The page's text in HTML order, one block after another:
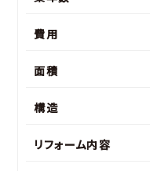
費用
面積
構造
リフォーム内容